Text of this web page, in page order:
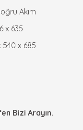
Akım
x 635
540 x 685
Bizi Arayın.